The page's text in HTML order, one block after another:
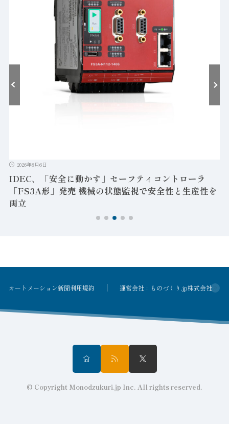
2026年8月6日
IDEC、「安全に動かす」セーフティコントローラ
「FS3A形」発売 機械の状態監視で安全性と生産性を
両立
オートメーション新聞利用規約 運営会社：ものづくり.jp株式会社
© Copyright Monodzukuri.jp Inc. All rights reserved.